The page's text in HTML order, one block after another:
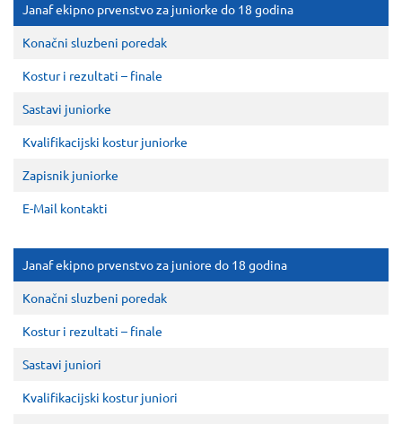
Janaf ekipno prvenstvo za juniorke do 18 godina
Konačni sluzbeni poredak
Kostur i rezultati – finale
Sastavi juniorke
Kvalifikacijski kostur juniorke
Zapisnik juniorke
E-Mail kontakti
Janaf ekipno prvenstvo za juniore do 18 godina
Konačni sluzbeni poredak
Kostur i rezultati – finale
Sastavi juniori
Kvalifikacijski kostur juniori